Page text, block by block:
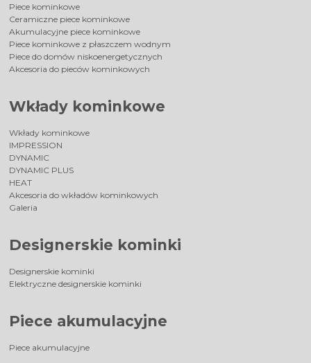
Piece kominkowe
Ceramiczne piece kominkowe
Akumulacyjne piece kominkowe
Piece kominkowe z płaszczem wodnym
Piece do domów niskoenergetycznych
Akcesoria do pieców kominkowych
Wkłady kominkowe
Wkłady kominkowe
IMPRESSION
DYNAMIC
DYNAMIC PLUS
HEAT
Akcesoria do wkładów kominkowych
Galeria
Designerskie kominki
Designerskie kominki
Elektryczne designerskie kominki
Piece akumulacyjne
Piece akumulacyjne